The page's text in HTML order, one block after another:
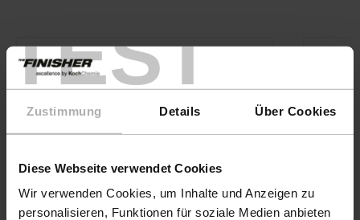
TEST
Zustimmung Details Über Cookies
Diese Webseite verwendet Cookies
Wir verwenden Cookies, um Inhalte und Anzeigen zu
personalisieren, Funktionen für soziale Medien anbieten